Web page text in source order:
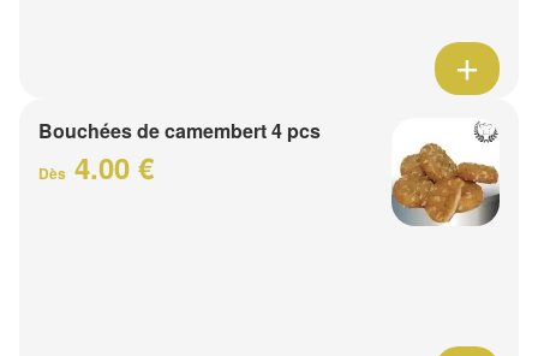
Bouchées de camembert 4 pcs
Dès 4.00 €